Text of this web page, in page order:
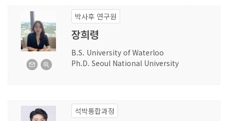
박사후 연구원
장희령
B.S. University of Waterloo
Ph.D. Seoul National University
석박통합과정